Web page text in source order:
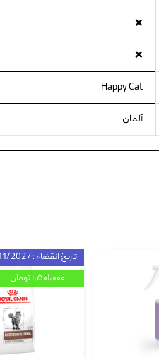
❌
❌
Happy Cat
آلمان
تاریخ انقضاء : 11/2027
۱,۵۰۱,۰۰۰ تومان